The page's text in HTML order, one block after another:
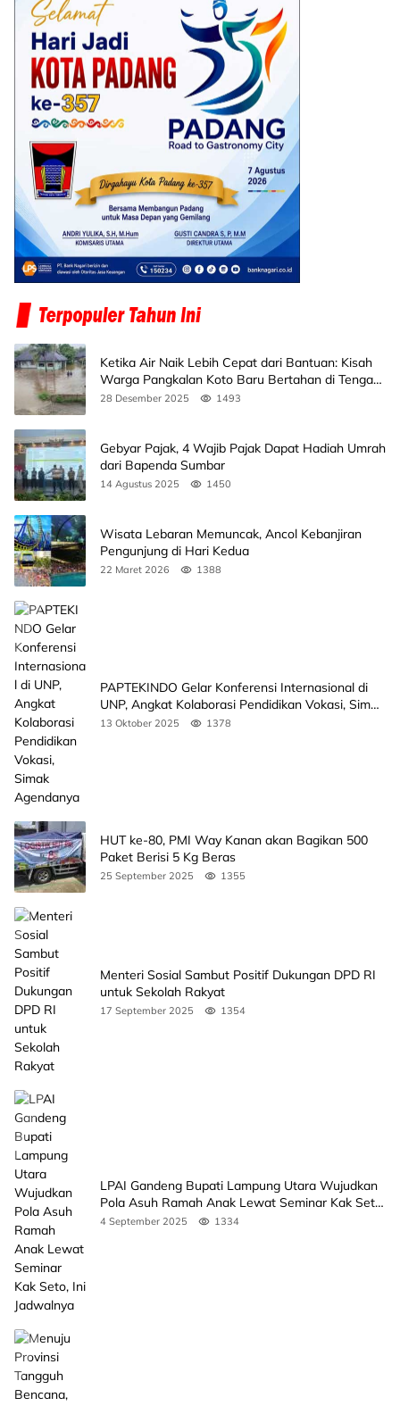
Ketika Air Naik Lebih Cepat dari Bantuan: Kisah
Warga Pangkalan Koto Baru Bertahan di Tengah
Banjir
28 Desember 2025 1493
Gebyar Pajak, 4 Wajib Pajak Dapat Hadiah Umrah
dari Bapenda Sumbar
14 Agustus 2025 1450
Wisata Lebaran Memuncak, Ancol Kebanjiran
Pengunjung di Hari Kedua
22 Maret 2026 1388
PAPTEKINDO Gelar Konferensi Internasional di
UNP, Angkat Kolaborasi Pendidikan Vokasi, Simak
Agendanya
13 Oktober 2025 1378
HUT ke-80, PMI Way Kanan akan Bagikan 500
Paket Berisi 5 Kg Beras
25 September 2025 1355
Menteri Sosial Sambut Positif Dukungan DPD RI
untuk Sekolah Rakyat
17 September 2025 1354
LPAI Gandeng Bupati Lampung Utara Wujudkan
Pola Asuh Ramah Anak Lewat Seminar Kak Seto,
Ini Jadwalnya
4 September 2025 1334